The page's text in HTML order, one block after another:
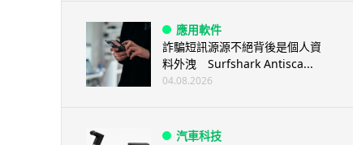
應用軟件
詐騙短訊源源不絕背後是個人資
料外洩 Surfshark Antisca...
04.08.2026
汽車科技